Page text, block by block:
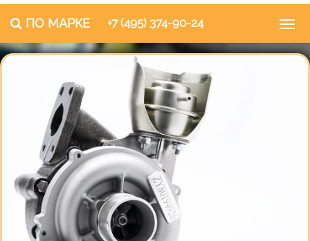
ПО МАРКЕ +7 (495) 374-90-24